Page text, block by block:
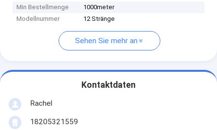
Min Bestellmenge
1000meter
Modellnummer
12 Stränge
Sehen Sie mehr an
Kontaktdaten
Rachel
18205321559